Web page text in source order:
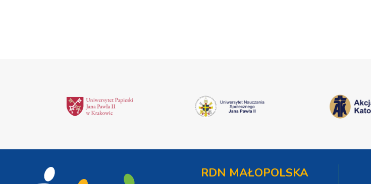
RDN MAŁOPOLSKA